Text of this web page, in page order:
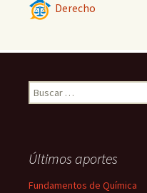
Derecho
Buscar:
Últimos aportes
Fundamentos de Química